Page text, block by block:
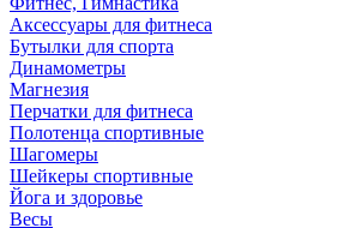
Аксессуары для фитнеса
Бутылки для спорта
Динамометры
Магнезия
Перчатки для фитнеса
Полотенца спортивные
Шагомеры
Шейкеры спортивные
Йога и здоровье
Весы